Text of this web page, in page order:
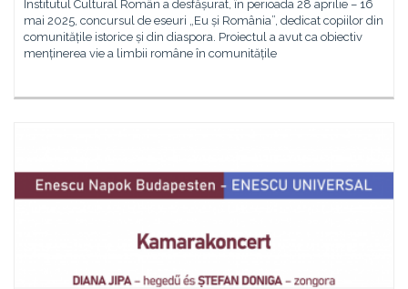
Institutul Cultural Român a desfășurat, în perioada 28 aprilie – 16
mai 2025, concursul de eseuri „Eu și România”, dedicat copiilor din
comunitățile istorice și din diaspora. Proiectul a avut ca obiectiv
menținerea vie a limbii române în comunitățile